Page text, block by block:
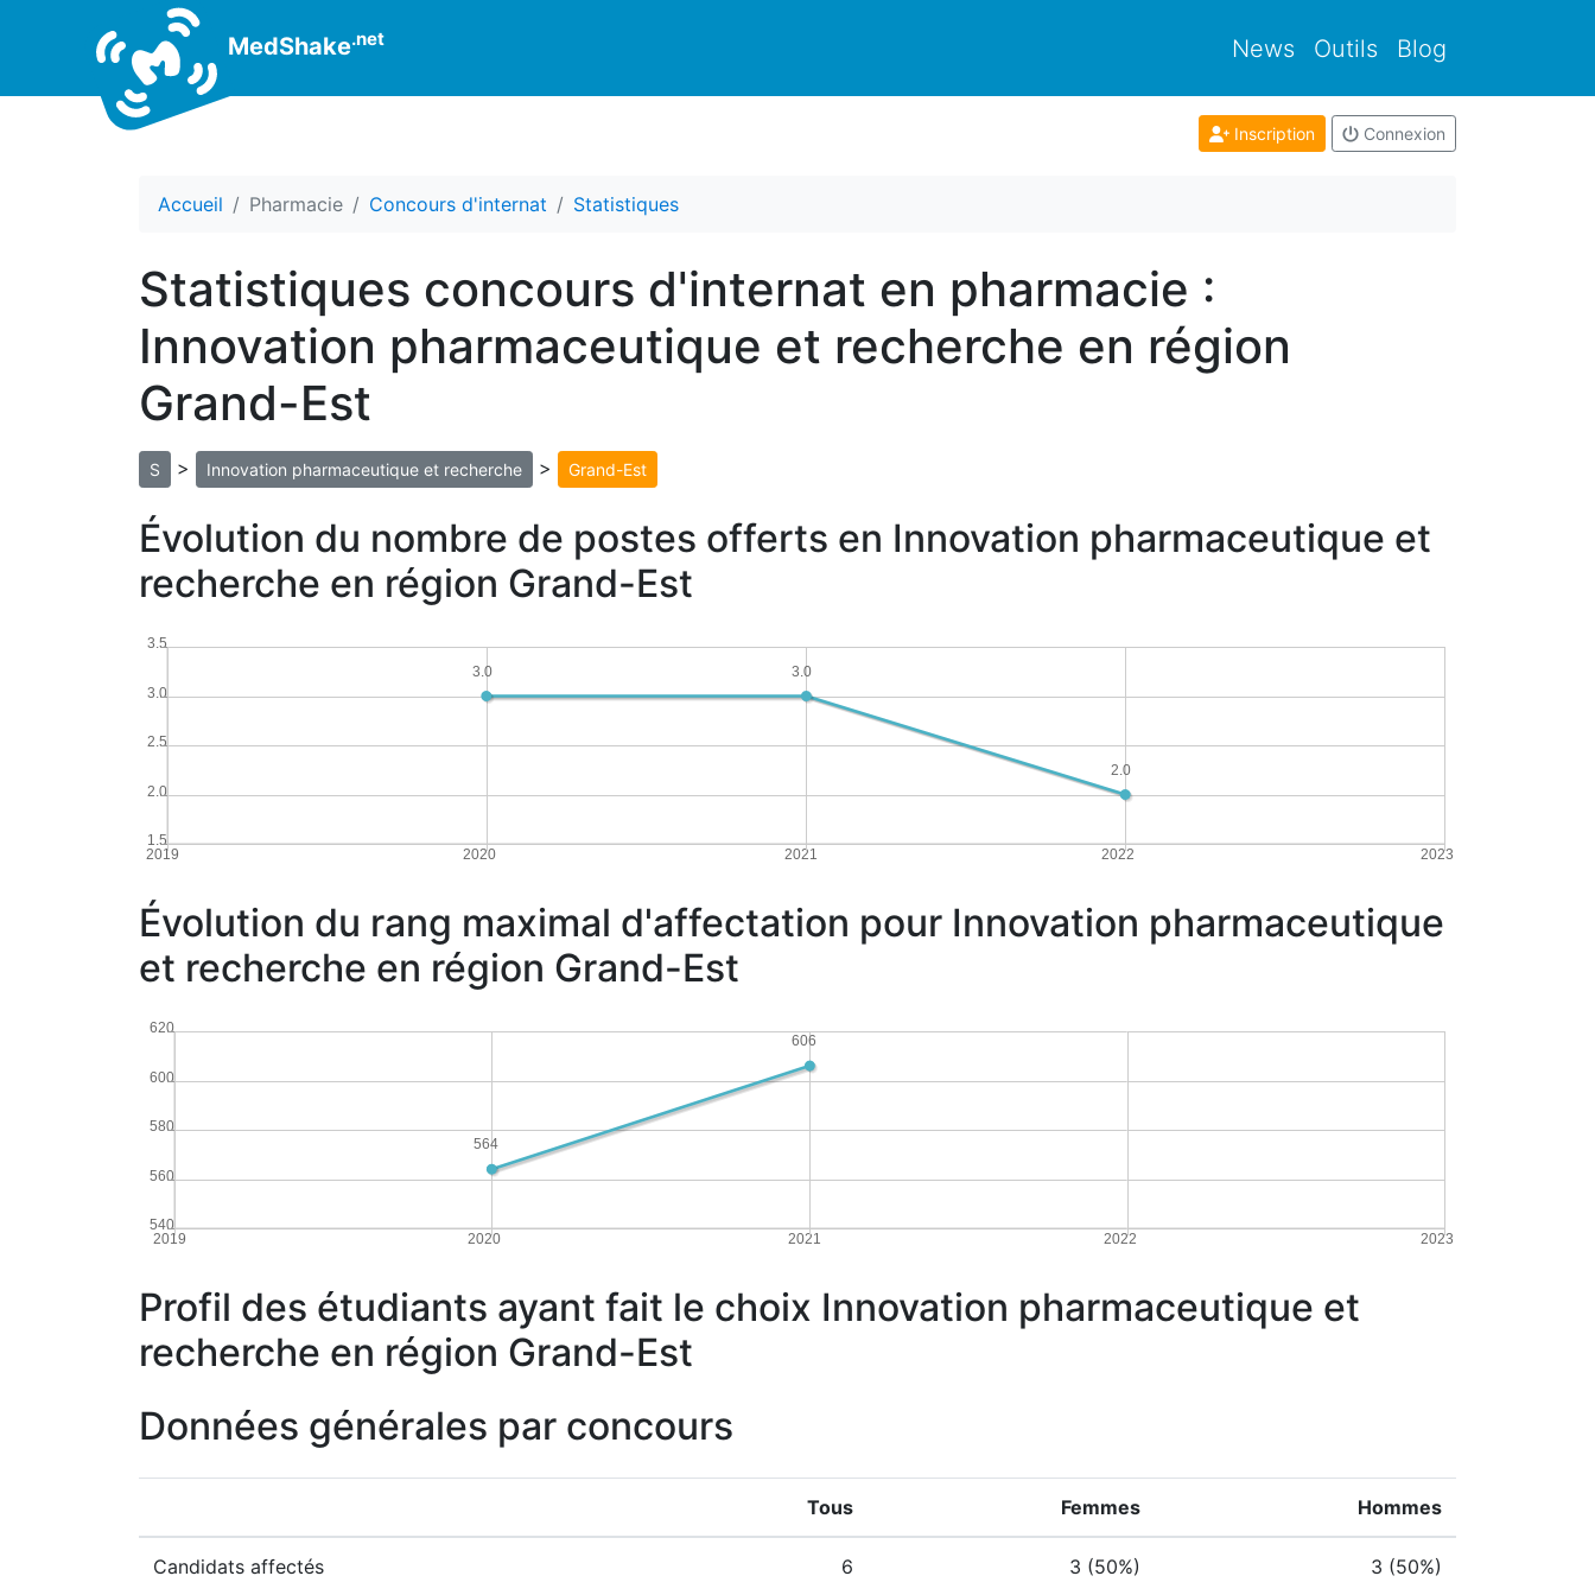
MedShake.net News Outils Blog
Inscription Connexion
Accueil Pharmacie Concours d'internat Statistiques
Statistiques concours d'internat en pharmacie :
Innovation pharmaceutique et recherche en région
Grand-Est
S > Innovation pharmaceutique et recherche > Grand-Est
Évolution du nombre de postes offerts en Innovation pharmaceutique et
recherche en région Grand-Est
2019 2020 2021 2022 2023
1.5
2.0
2.5
3.0
3.5
2.0
3.0
3.0
Évolution du rang maximal d'affectation pour Innovation pharmaceutique
et recherche en région Grand-Est
2019 2020 2021 2022 2023
540
560
580
600
620
606
564
Profil des étudiants ayant fait le choix Innovation pharmaceutique et
recherche en région Grand-Est
Données générales par concours
Tous Femmes Hommes
Candidats affectés 6 3 (50%) 3 (50%)